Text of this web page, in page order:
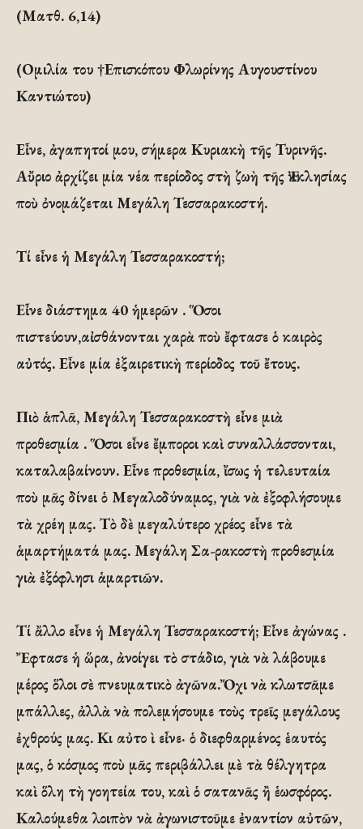
(Ματθ. 6,14)
(Ομιλία του †Επισκόπου Φλωρίνης Αυγουστίνου
Καντιώτου)
Εἶνε, ἀγαπητοί μου, σήμερα Κυριακὴ τῆς Τυρινῆς.
Αὔριο ἀρχίζει μία νέα περίοδος στὴ ζωὴ τῆς Ἐκκλησίας
ποὺ ὀνομάζεται Μεγάλη Τεσσαρακοστή.
Τί εἶνε ἡ Μεγάλη Τεσσαρακοστή;
Εἶνε διάστημα 40 ἡμερῶν . Ὅσοι
πιστεύουν,αἰσθάνονται χαρὰ ποὺ ἔφτασε ὁ καιρὸς
αὐτός. Εἶνε μία ἐξαιρετικὴ περίοδος τοῦ ἔτους.
Πιὸ ἁπλᾶ, Μεγάλη Τεσσαρακοστὴ εἶνε μιὰ
προθεσμία . Ὅσοι εἶνε ἔμποροι καὶ συναλλάσσονται,
καταλαβαίνουν. Εἶνε προθεσμία, ἴσως ἡ τελευταία
ποὺ μᾶς δίνει ὁ Μεγαλοδύναμος, γιὰ νὰ ἐξοφλήσουμε
τὰ χρέη μας. Τὸ δὲ μεγαλύτερο χρέος εἶνε τὰ
ἁμαρτήματά μας. Μεγάλη Σα-ρακοστὴ προθεσμία
γιὰ ἐξόφλησι ἁμαρτιῶν.
Τί ἄλλο εἶνε ἡ Μεγάλη Τεσσαρακοστή; Εἶνε ἀγώνας .
Ἔφτασε ἡ ὥρα, ἀνοίγει τὸ στάδιο, γιὰ νὰ λάβουμε
μέρος ὅλοι σὲ πνευματικὸ ἀγῶνα.Ὄχι νὰ κλωτσᾶμε
μπάλλες, ἀλλὰ νὰ πολεμήσουμε τοὺς τρεῖς μεγάλους
ἐχθρούς μας. Κι αὐτο ὶ εἶνε· ὁ διεφθαρμένος ἑαυτός
μας, ὁ κόσμος ποὺ μᾶς περιβάλλει μὲ τὰ θέλγητρα
καὶ ὅλη τὴ γοητεία του, καὶ ὁ σατανᾶς ἢ ἑωσφόρος.
Καλούμεθα λοιπὸν νὰ ἀγωνιστοῦμε ἐναντίον αὐτῶν,